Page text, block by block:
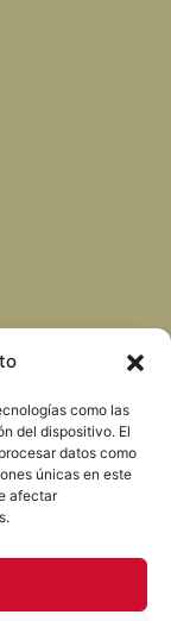
como las
del dispositivo. El
datos como
únicas en este
afectar